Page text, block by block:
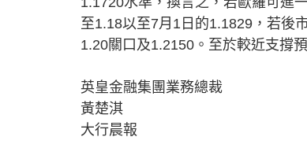
至1.18以至7月1日的1.1829，若後
1.20關口及1.2150。至於較近支撐
英皇金融集團業務總裁
黃楚淇
大行晨報